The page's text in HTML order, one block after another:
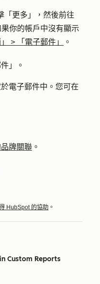
「更多」
，然後前往
果你的帳戶中沒有顯示
> 「電子郵件」 。
」。
電子郵件中。您可在
牌關聯 。
HubSpot 的協助 。
Custom Reports